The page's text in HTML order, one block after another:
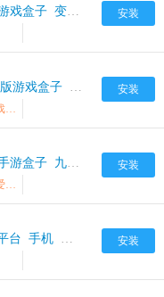
安装
戏盒子 变态游戏盒子 快吧
安装
游戏盒子 快吧游戏盒破解
覆盖了数万款单机游戏、网络游戏、网页游戏、小游戏等，点击即可玩
安装
游盒子 九妖游戏盒子破解版
不仅是游戏下载软件，更是玩家爱好者的聚集地
安装
台 手机 手游 游戏盒